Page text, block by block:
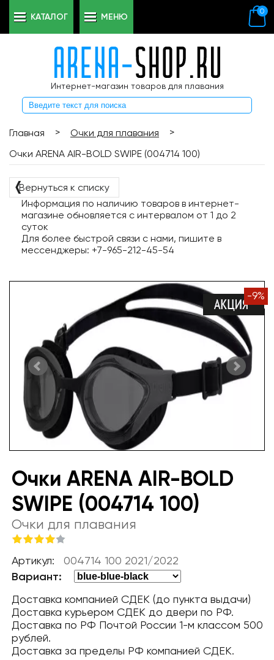
Интернет-магазин товаров для плавания
0
КАТАЛОГ МЕНЮ
Главная > Очки для плавания
>
Очки ARENA AIR-BOLD SWIPE (004714 100)
❬Вернуться к списку
Информация по наличию товаров в интернет-
магазине обновляется с интервалом от 1 до 2
суток
Для более быстрой связи с нами, пишите в
мессенджеры: +7-965-212-45-54
-9%
Очки ARENA AIR-BOLD
SWIPE (004714 100)
Очки для плавания
Артикул: 004714 100 2021/2022
Вариант:
Доставка компанией СДЕК (до пункта выдачи)
Доставка курьером СДЕК до двери по РФ.
Доставка по РФ Почтой России 1-м классом 500
рублей.
Доставка за пределы РФ компанией СДЕК.